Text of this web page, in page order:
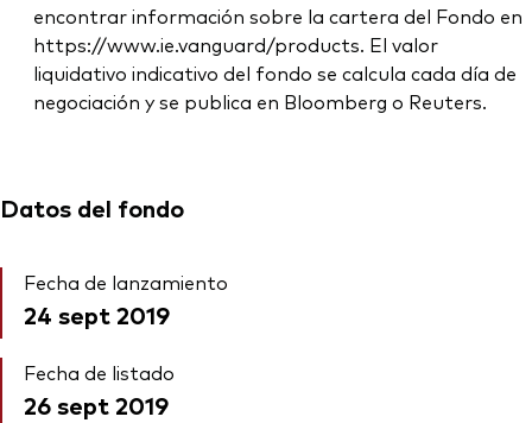
encontrar información sobre la cartera del Fondo en
https://www.ie.vanguard/products. El valor
liquidativo indicativo del fondo se calcula cada día de
negociación y se publica en Bloomberg o Reuters.
Datos del fondo
Fecha de lanzamiento
24 sept 2019
Fecha de listado
26 sept 2019